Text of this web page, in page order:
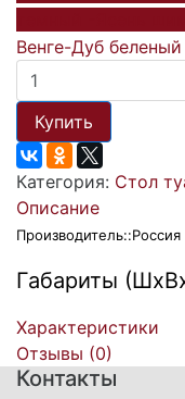
Венге-Дуб беленый
Купить
Категория: Стол
Описание
Производитель::Россия
Габариты
Характеристики
Отзывы (0)
Контакты